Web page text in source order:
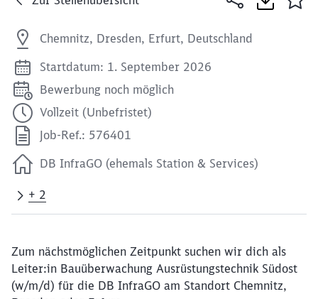
Chemnitz, Dresden, Erfurt, Deutschland
Startdatum: 1. September 2026
Bewerbung noch möglich
Vollzeit (Unbefristet)
Job-Ref.: 576401
DB InfraGO (ehemals Station & Services)
+ 2
Zum nächstmöglichen Zeitpunkt suchen wir dich als
Leiter:in Bauüberwachung Ausrüstungstechnik Südost
(w/m/d) für die DB InfraGO am Standort Chemnitz,